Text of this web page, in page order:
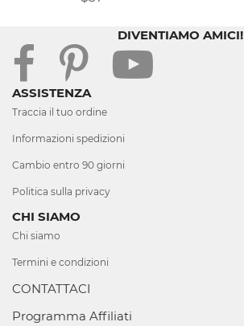
DIVENTIAMO AMICI!
ASSISTENZA
Traccia il tuo ordine
Informazioni spedizioni
Cambio entro 90 giorni
Politica sulla privacy
CHI SIAMO
Chi siamo
Termini e condizioni
CONTATTACI
Programma Affiliati